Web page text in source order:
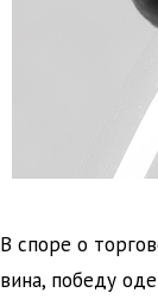
В споре о
вина, победу